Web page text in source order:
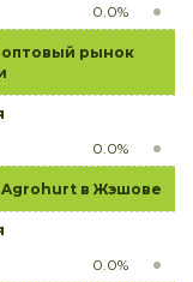
0.0%
рынок
0.0%
в Жэшове
0.0%